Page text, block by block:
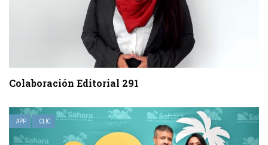
Colaboración Editorial 291
APP CLIC